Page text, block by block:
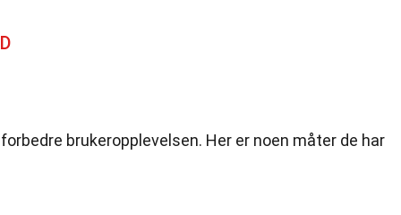
brukeropplevelsen. Her er noen måter de har